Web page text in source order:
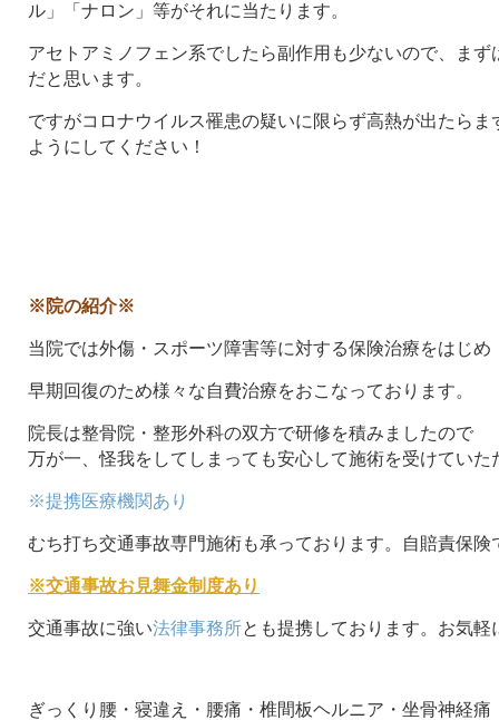
ル」「ナロン」等がそれに当たります。
アセトアミノフェン系でしたら副作用も少ないので、まず
だと思います。
ですがコロナウイルス罹患の疑いに限らず高熱が出たらま
ようにしてください！
※院の紹介※
当院では外傷・スポーツ障害等に対する保険治療をはじめ
早期回復のため様々な自費治療をおこなっております。
院長は整骨院・整形外科の双方で研修を積みましたので
万が一、怪我をしてしまっても安心して施術を受けていた
※提携医療機関あり
むち打ち交通事故専門施術も承っております。自賠責保険
※交通事故お見舞金制度あり
交通事故に強い法律事務所とも提携しております。お気軽
ぎっくり腰・寝違え・腰痛・椎間板ヘルニア・坐骨神経痛